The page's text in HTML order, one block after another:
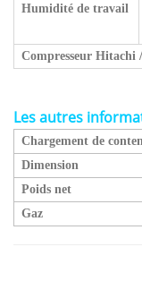
Humidité de travail
Compresseur Hitachi
Les autres
Chargement de
Dimension
Poids net
Gaz